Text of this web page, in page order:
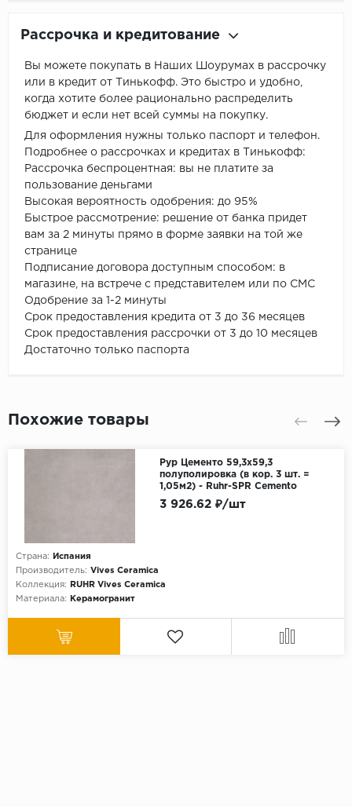
Рассрочка и кредитование
Вы можете покупать в Наших Шоурумах в рассрочку
или в кредит от Тинькофф. Это быстро и удобно,
когда хотите более рационально распределить
бюджет и если нет всей суммы на покупку.
Для оформления нужны только паспорт и телефон.
Подробнее о рассрочках и кредитах в Тинькофф:
Рассрочка беспроцентная: вы не платите за
пользование деньгами
Высокая вероятность одобрения: до 95%
Быстрое рассмотрение: решение от банка придет
вам за 2 минуты прямо в форме заявки на той же
странице
Подписание договора доступным способом: в
магазине, на встрече с представителем или по СМС
Одобрение за 1-2 минуты
Срок предоставления кредита от 3 до 36 месяцев
Срок предоставления рассрочки от 3 до 10 месяцев
Достаточно только паспорта
Похожие товары
Рур Цементо 59,3х59,3
полуполировка (в кор. 3 шт. =
1,05м2) - Ruhr-SPR Cemento
Страна:
Испания
Производитель: Vives Ceramica
Коллекция:
RUHR Vives Ceramica
Материала:
Керамогранит
3 926.62 ₽/шт